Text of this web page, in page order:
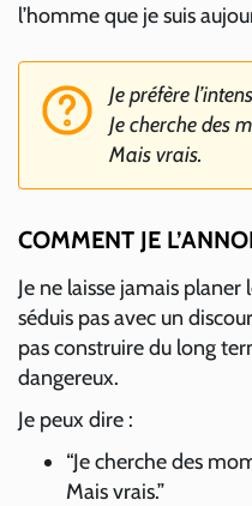
l’homme que je suis
Je préfère
Je cherche des
Mais vrais.
COMMENT JE
Je ne laisse jamais
séduis pas avec un
pas construire du long
dangereux.
Je peux dire :
“Je cherche des
Mais vrais.”